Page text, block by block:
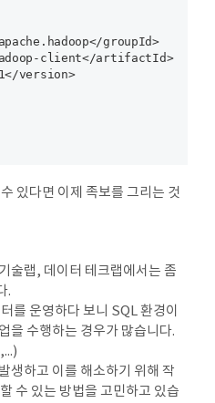
groupId>
client</artifactId>
version>
있다면 이제 족보를 그리는 것
술랩, 데이터 테크랩에서는 좀
.
를 운영하다 보니 SQL 환경이
을 수행하는 경우가 많습니다.
생하고 이를 해소하기 위해 작
수 있는 방법을 고민하고 있습